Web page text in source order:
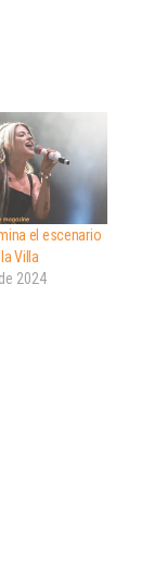
el escenario
Villa
2024